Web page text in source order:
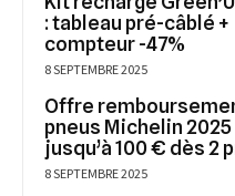
: tableau pré-câblé +
compteur -47%
8 SEPTEMBRE 2025
Offre
pneus Michelin 2025
jusqu’à 100 € dès 2
8 SEPTEMBRE 2025